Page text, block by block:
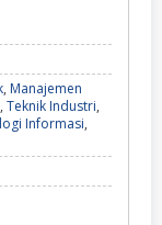
, Manajemen
, Teknik Industri,
Informasi,